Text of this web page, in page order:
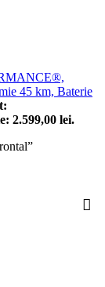
45 km, Baterie
2.599,00 lei.